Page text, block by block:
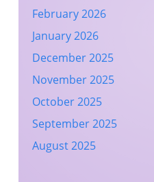
February 2026
January 2026
December 2025
November 2025
October 2025
September 2025
August 2025